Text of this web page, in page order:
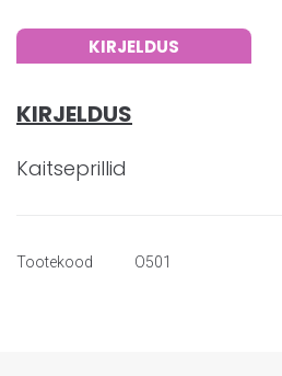
KIRJELDUS
KIRJELDUS
Kaitseprillid
Tootekood O501